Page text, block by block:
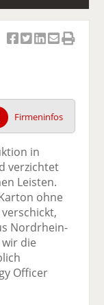
c
el
a
uf
F
ac
e
b
o
o
k
te
il
e
el
t
wi
er
n
el
a
uf
n
k
e
di
n
te
il
n
el
p
er
m
ai
l
v
er
se
el
D
ru
Firmeninfos
in
verzichtet
Leisten.
ohne
Nordrhein-
die
Officer